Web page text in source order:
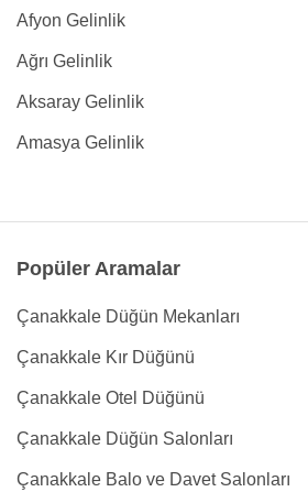
Afyon Gelinlik
Ağrı Gelinlik
Aksaray Gelinlik
Amasya Gelinlik
Popüler Aramalar
Çanakkale Düğün Mekanları
Çanakkale Kır Düğünü
Çanakkale Otel Düğünü
Çanakkale Düğün Salonları
Çanakkale Balo ve Davet Salonları